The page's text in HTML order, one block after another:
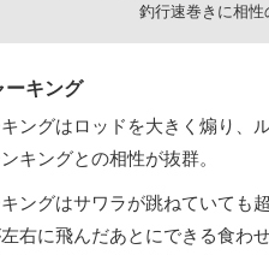
釣行速巻きに相性
ーキング
ングはロッドを大きく煽り、
キングとの相性が抜群。
ングはサワラが跳ねていても
右に飛んだあとにできる食わ